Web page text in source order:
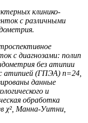
клинико-
с различными
с диагнозами: полип
без атипии
атипией (ГПЭА) n=24,
данные
и
обработка
χ², Манна-Уитни,